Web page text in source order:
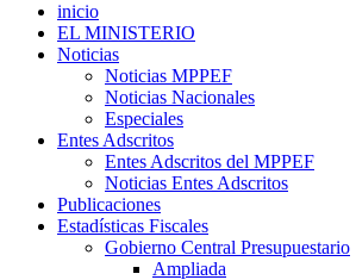
inicio
EL MINISTERIO
Noticias
Noticias MPPEF
Noticias Nacionales
Especiales
Entes Adscritos
Entes Adscritos del MPPEF
Noticias Entes Adscritos
Publicaciones
Estadísticas Fiscales
Gobierno Central Presupuestario
Ampliada